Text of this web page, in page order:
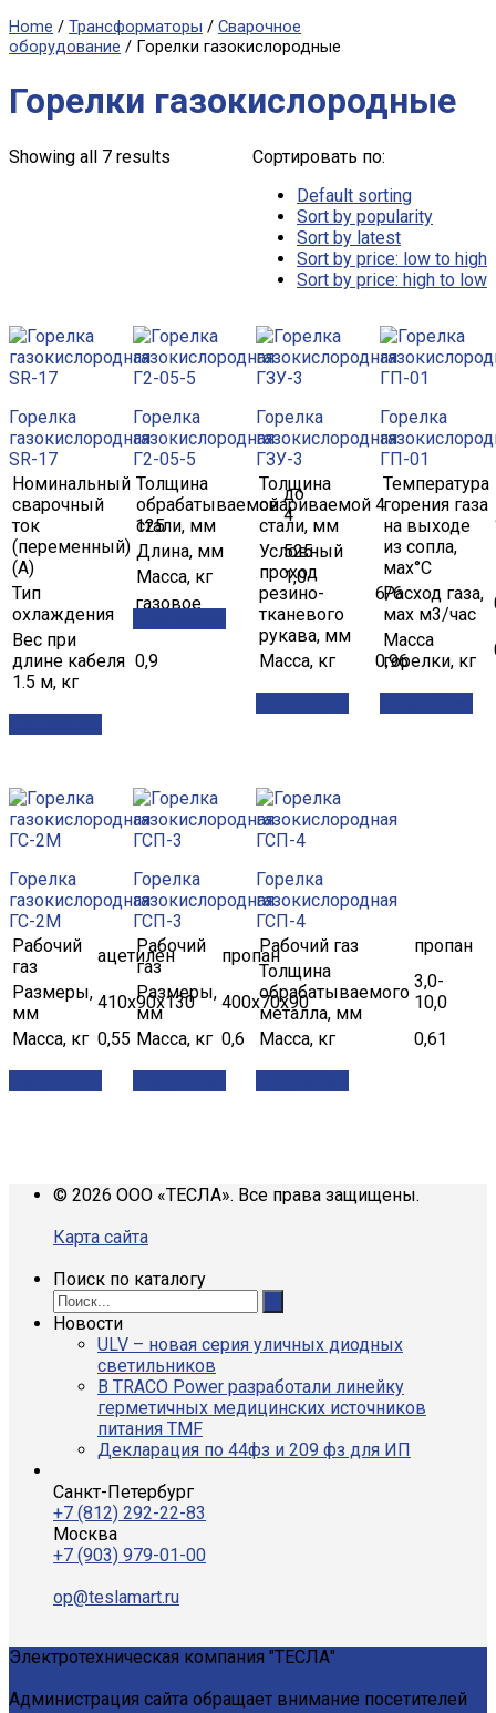
Home / Трансформаторы / Сварочное
оборудование / Горелки газокислородные
Горелки газокислородные
Showing all 7 results
Сортировать по:
Default sorting
Sort by popularity
Sort by latest
Sort by price: low to high
Sort by price: high to low
Горелка
газокислородная
SR-17
Номинальный
сварочный
ток
(переменный)
(А)
125
Тип
охлаждения
газовое
Вес при
длине кабеля
1.5 м, кг
0,9
Горелка
газокислородная
Г2-05-5
Толщина
обрабатываемой
стали, мм
до
4
Длина, мм
525
Масса, кг
1,0
Горелка
газокислородная
ГЗУ-3
Толщина
свариваемой
стали, мм
4
Условный
проход
резино-
тканевого
рукава, мм
6/6
Масса, кг
0,96
Горелка
ГП-01
Температура
горения газа
на выходе
из сопла,
мах°С
Расход газа,
мах м3/час
Масса
горелки, кг
Горелка
газокислородная
ГС-2М
Рабочий
газ
ацетилен
Размеры,
мм
410х90х130
Масса, кг 0,55
Горелка
газокислородная
ГСП-3
Рабочий
газ
пропан
Размеры,
мм
400х70х90
Масса, кг 0,6
Горелка
газокислородная
ГСП-4
Рабочий газ
пропан
Толщина
обрабатываемого
металла, мм
3,0-
10,0
Масса, кг
0,61
© 2026 ООО «ТЕСЛА». Все права защищены.
Карта сайта
Поиск по каталогу
Новости
ULV – новая серия уличных диодных
светильников
В TRACO Power разработали линейку
герметичных медицинских источников
питания TMF
Декларация по 44фз и 209 фз для ИП
Санкт-Петербург
+7 (812) 292-22-83
Москва
+7 (903) 979-01-00
op@teslamart.ru
Электротехническая компания "ТЕСЛА"
Администрация сайта обращает внимание посетителей